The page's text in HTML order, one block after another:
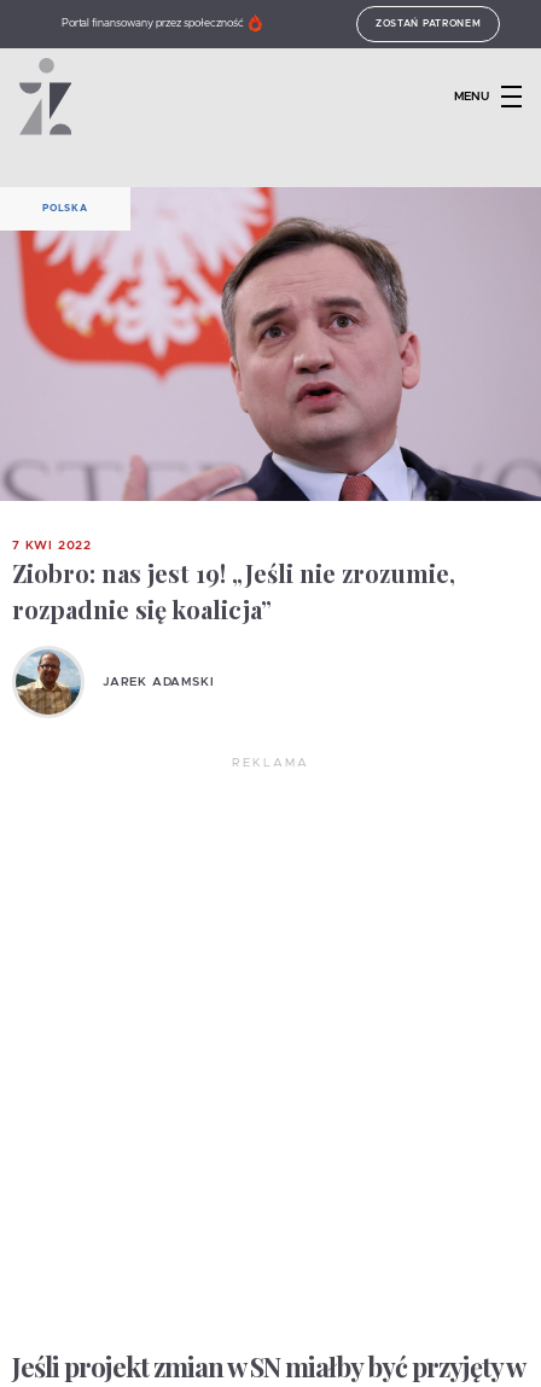
Portal finansowany przez społeczność ZOSTAŃ PATRONEM
MENU
POLSKA
7 KWI 2022
Ziobro: nas jest 19! „Jeśli nie zrozumie,
rozpadnie się koalicja”
JAREK ADAMSKI
REKLAMA
Jeśli projekt zmian w SN miałby być przyjęty w